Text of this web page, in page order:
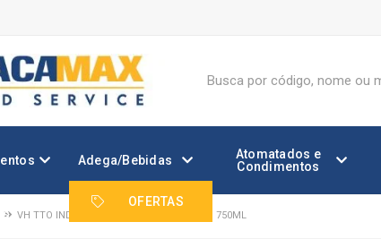
Adega/Bebidas
Atomatados e
Condimentos
OFERTAS
VH TTO INDOMITA GRAN RESERVA SYRAH 750ML